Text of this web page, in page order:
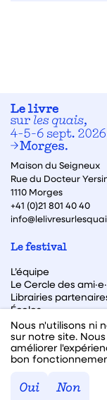
Maison du Seigneux
Rue du Docteur
1110 Morges
+41 (0)21 801 40 40
Le festival
L’équipe
Le Cercle des
Librairies
Écoles
Archive des
Archive des
Nous n'utilisons ni
sur notre site.
améliorer
bon
Oui Non